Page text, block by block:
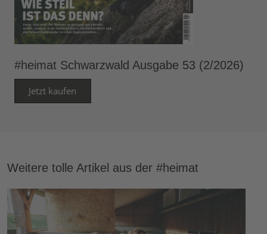
#heimat Schwarzwald Ausgabe 53 (2/2026)
Jetzt kaufen
Weitere tolle Artikel aus der #heimat